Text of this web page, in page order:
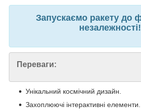
Запускаємо ракету до
незалежності!
Переваги:
Унікальний космічний дизайн.
Захоплюючі інтерактивні елементи.